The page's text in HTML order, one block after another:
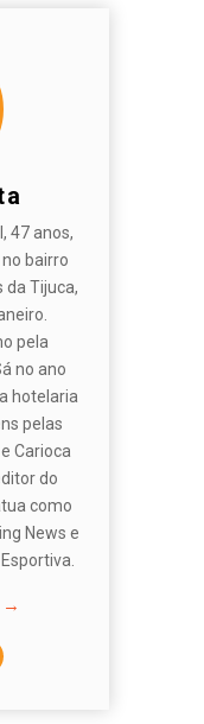
47 anos,
bairro
da Tijuca,
pela
no ano
hotelaria
pelas
Carioca
do
como
News e
→